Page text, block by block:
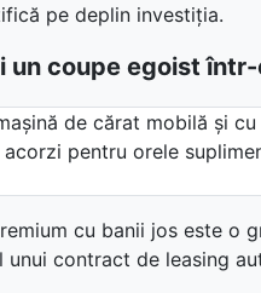
pe deplin investiția.
coupe egoist
de cărat mobilă și
pentru orele
cu banii jos este
contract de leasing